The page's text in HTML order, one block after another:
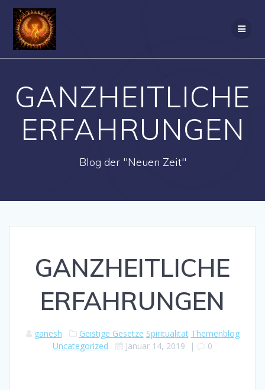
GANZHEITLICHE
ERFAHRUNGEN
Blog der "Neuen Zeit"
GANZHEITLICHE
ERFAHRUNGEN
ganesh Geistige Gesetze Spiritualität Themenblog
Uncategorized
Januar 14, 2019 | 0